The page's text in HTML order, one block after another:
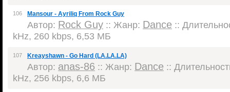
106 Mansour - Ayriliq From Rock Guy
Автор: Rock Guy :: Жанр: Dance ::
kHz, 260 kbps, 6,53 МБ
107 Kreayshawn - Go Hard (LA.LA.LA)
Автор: anas-86 :: Жанр: Dance ::
kHz, 256 kbps, 6,6 МБ